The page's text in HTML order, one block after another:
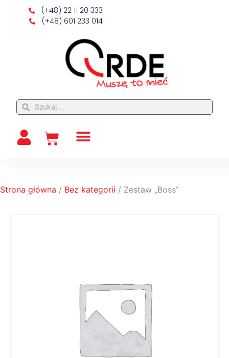
(+48) 22 11 20 333
(+48) 601 233 014
Strona główna / Bez kategorii / Zestaw „Boss”